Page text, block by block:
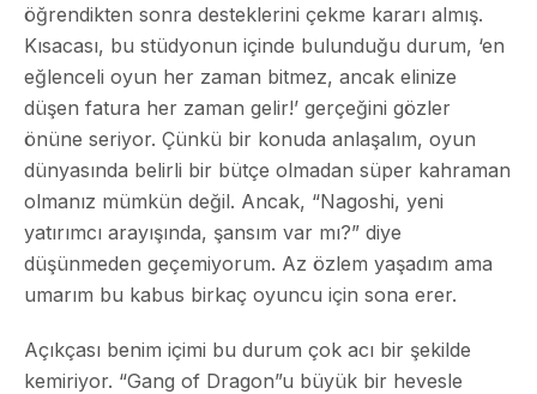
öğrendikten sonra desteklerini çekme kararı almış.
Kısacası, bu stüdyonun içinde bulunduğu durum, ‘en
eğlenceli oyun her zaman bitmez, ancak elinize
düşen fatura her zaman gelir!’ gerçeğini gözler
önüne seriyor. Çünkü bir konuda anlaşalım, oyun
dünyasında belirli bir bütçe olmadan süper kahraman
olmanız mümkün değil. Ancak, “Nagoshi, yeni
yatırımcı arayışında, şansım var mı?” diye
düşünmeden geçemiyorum. Az özlem yaşadım ama
umarım bu kabus birkaç oyuncu için sona erer.
Açıkçası benim içimi bu durum çok acı bir şekilde
kemiriyor. “Gang of Dragon”u büyük bir hevesle